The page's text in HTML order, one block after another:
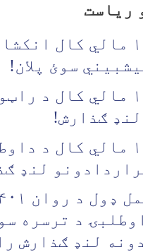
ریاست
۱: د ۱۴۰۱ مالي کال
سوئ پلان!
۲: د ۱۴۰۱ مالي کال د
ګذارش!
۳: د ۱۴۰۱ مالي کال د
لنډ
د ترسره
لنډ ګذارش